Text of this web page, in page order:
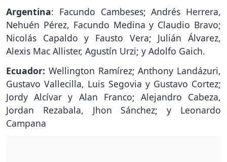
Argentina: Facundo Cambeses; Andrés Herrera,
Nehuén Pérez, Facundo Medina y Claudio Bravo;
Nicolás Capaldo y Fausto Vera; Julián Álvarez,
Alexis Mac Allister, Agustín Urzi; y Adolfo Gaich.
Ecuador: Wellington Ramírez; Anthony Landázuri,
Gustavo Vallecilla, Luis Segovia y Gustavo Cortez;
Jordy Alcívar y Alan Franco; Alejandro Cabeza,
Jordan Rezabala, Jhon Sánchez; y Leonardo
Campana